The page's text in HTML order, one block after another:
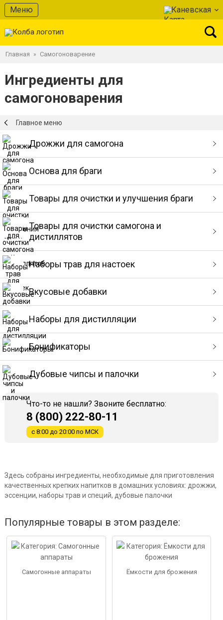
Меню Каневская
Главная » Самогоноварение
Ингредиенты для
самогоноварения
Главное меню
Дрожжи для самогона
Основа для браги
Товары для очистки и улучшения браги
Товары для очистки самогона и
дистиллятов
Наборы трав для настоек
Вкусовые добавки
Наборы для дистилляции
Бонификаторы
Дубовые чипсы и палочки
Что-то не нашли? Звоните бесплатно:
8 (800) 222-80-11
с 8:00 до 20:00 по МСК
Здесь собраны ингредиенты, необходимые для приготовления
качественных крепких напитков в домашних условиях: дрожжи,
эссенции, наборы трав и специй, дубовые палочки
Популярные товары в этом разделе:
Самогонные аппараты Ёмкости для брожения